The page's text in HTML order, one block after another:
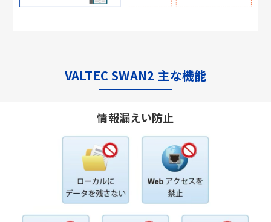
VALTEC SWAN2 主な機能
情報漏えい防止